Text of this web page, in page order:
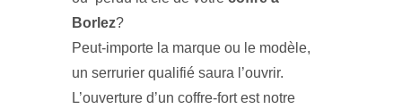
Borlez?
Peut-importe la marque ou le modèle,
un serrurier qualifié saura l’ouvrir.
L’ouverture d’un coffre-fort est notre